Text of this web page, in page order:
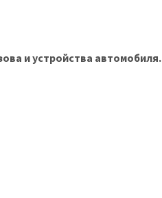
и устройства автомобиля.